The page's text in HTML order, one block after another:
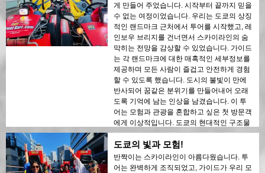
게 만들어 주었습니다. 시작부터 끝까지 믿을
수 없는 여정이었습니다. 우리는 도쿄의 상징
적인 랜드마크 근처에서 투어를 시작했고, 레
인보우 브리지를 건너면서 스카이라인의 숨
막히는 전망을 감상할 수 있었습니다. 가이드
는 각 랜드마크에 대한 매혹적인 세부정보를
제공하며 모든 사람이 즐겁고 안전하게 경험
할 수 있도록 했습니다. 도시의 불빛이 만에
반사되어 꿈같은 분위기를 만들어내어 오래
도록 기억에 남는 인상을 남겼습니다. 이 투
어는 모험과 관광을 혼합하고 싶은 첫 방문객
에게 이상적입니다. 도쿄의 현대적인 구조물
과 역사적인 지역 간의 대조가 밤의 불빛 속
에서 아름답게 드러났습니다. 이 투어를 누구
에게나 강력히 추천합니다!
도쿄의 빛과 모험!
반짝이는 스카이라인이 아름다웠습니다. 투
어는 완벽하게 조직되었고, 가이드가 우리 모